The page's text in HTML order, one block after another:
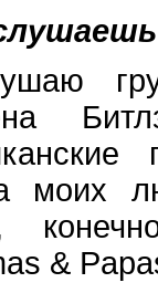
моих
&